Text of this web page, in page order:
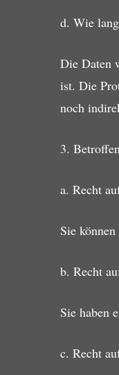
d. Wie
Die Daten
ist. Die
noch
3.
a. Recht
Sie
b. Recht
Sie haben
c. Recht